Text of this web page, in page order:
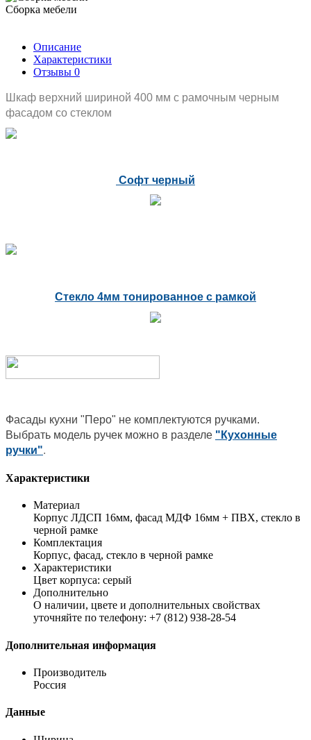
Сборка мебели
Описание
Характеристики
Отзывы 0
Шкаф верхний шириной 400 мм с рамочным черным
фасадом со стеклом
Софт черный
Стекло 4мм тонированное с рамкой
Фасады кухни "Перо" не комплектуются ручками.
Выбрать модель ручек можно в разделе "Кухонные
ручки".
Характеристики
Материал
Корпус ЛДСП 16мм, фасад МДФ 16мм + ПВХ, стекло в
черной рамке
Комплектация
Корпус, фасад, стекло в черной рамке
Характеристики
Цвет корпуса: серый
Дополнительно
О наличии, цвете и дополнительных свойствах
уточняйте по телефону: +7 (812) 938-28-54
Дополнительная информация
Производитель
Россия
Данные